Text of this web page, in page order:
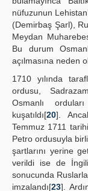
nüfuzunun
(Demirbaş Şarl),
Meydan
Bu durum
açılmasına neden
1710 yılında
ordusu,
Osmanlı
kuşatıldı[20].
Temmuz 1711
Petro ordusuyla
şartlarını yerine
verildi ise de
sonucunda
imzalandı[23].